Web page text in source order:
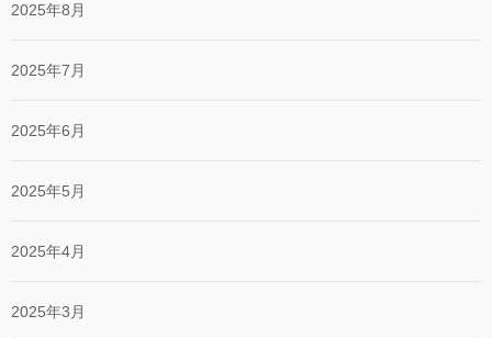
2025年8月
2025年7月
2025年6月
2025年5月
2025年4月
2025年3月